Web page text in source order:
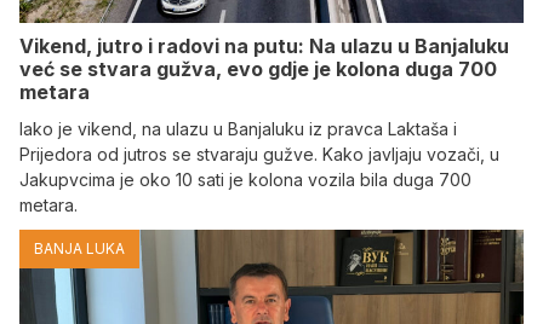
Vikend, jutro i radovi na putu: Na ulazu u Banjaluku
već se stvara gužva, evo gdje je kolona duga 700
metara
Iako je vikend, na ulazu u Banjaluku iz pravca Laktaša i
Prijedora od jutros se stvaraju gužve. Kako javljaju vozači, u
Jakupvcima je oko 10 sati je kolona vozila bila duga 700
metara.
BANJA LUKA